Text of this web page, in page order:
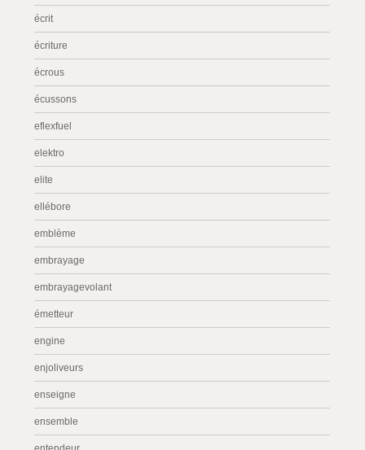
écrit
écriture
écrous
écussons
eflexfuel
elektro
elite
ellébore
emblème
embrayage
embrayagevolant
émetteur
engine
enjoliveurs
enseigne
ensemble